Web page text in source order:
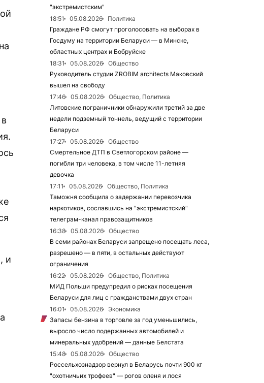
и
"экстремистским"
18:51
05.08.2026
Политика
Граждане РФ смогут проголосовать на выборах в
Госдуму на территории Беларуси — в Минске,
областных центрах и Бобруйске
18:31
05.08.2026
Общество
Руководитель студии ZROBIM architects Маковский
вышел на свободу
17:46
05.08.2026
Общество, Политика
Литовские пограничники обнаружили третий за две
недели подземный тоннель, ведущий с территории
Беларуси
17:27
05.08.2026
Общество
Смертельное ДТП в Светлогорском районе —
погибли три человека, в том числе 11-летняя
девочка
17:11
05.08.2026
Общество, Политика
Таможня сообщила о задержании перевозчика
наркотиков, сославшись на "экстремистский"
телеграм-канал правозащитников
16:38
05.08.2026
Общество
В семи районах Беларуси запрещено посещать леса,
разрешено — в пяти, в остальных действуют
ограничения
16:22
05.08.2026
Общество, Политика
МИД Польши предупредил о рисках посещения
Беларуси для лиц с гражданствами двух стран
16:01
05.08.2026
Экономика
Запасы бензина в торговле за год уменьшились,
выросло число подержанных автомобилей и
минеральных удобрений — данные Белстата
15:48
05.08.2026
Общество
Россельхознадзор вернул в Беларусь почти 900 кг
"охотничьих трофеев" — рогов оленя и лося